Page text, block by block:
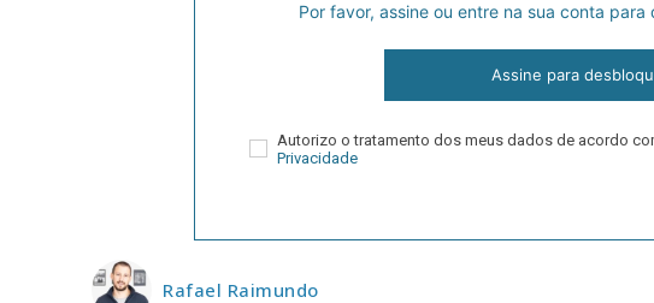
Faça-se assinante
Sendo
Por favor, assine ou entre na sua conta
Assine para
Autorizo o tratamento dos meus dados de acordo
Privacidade
Rafael Raimundo